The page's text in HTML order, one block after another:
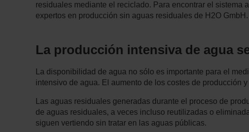
residuales mediante el reciclado. Para encontrar el
expertos en producción sin aguas residuales de H2O GmbH.
La producción intensiva de agua
La disponibilidad de agua no sólo es importante para el
intensivo de agua. El aumento de los costes de producción
Las aguas residuales generadas durante el proceso de
de aguas residuales, a veces incluso reutilizadas o
siguen vertiendo sin tratar en las aguas públicas.